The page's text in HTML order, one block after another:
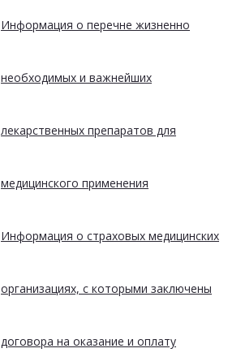
Информация о перечне жизненно
необходимых и важнейших
лекарственных препаратов для
медицинского применения
Информация о страховых медицинских
организациях, с которыми заключены
договора на оказание и оплату